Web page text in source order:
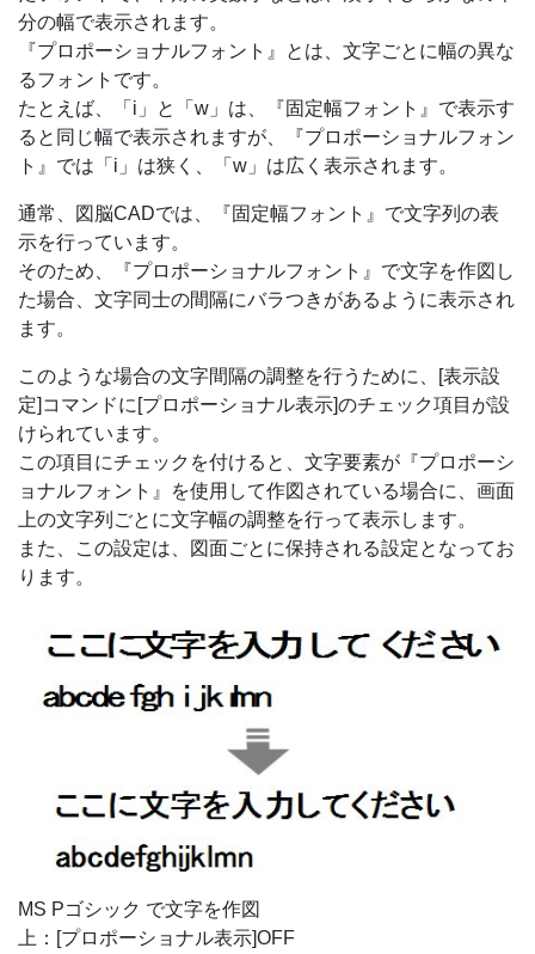
分の幅で表示されます。
『プロポーショナルフォント』とは、文字ごとに幅の異な
るフォントです。
たとえば、「i」と「w」は、『固定幅フォント』で表示す
ると同じ幅で表示されますが、『プロポーショナルフォン
ト』では「i」は狭く、「w」は広く表示されます。
通常、図脳CADでは、『固定幅フォント』で文字列の表
示を行っています。
そのため、『プロポーショナルフォント』で文字を作図し
た場合、文字同士の間隔にバラつきがあるように表示され
ます。
このような場合の文字間隔の調整を行うために、[表示設
定]コマンドに[プロポーショナル表示]のチェック項目が設
けられています。
この項目にチェックを付けると、文字要素が『プロポーシ
ョナルフォント』を使用して作図されている場合に、画面
上の文字列ごとに文字幅の調整を行って表示します。
また、この設定は、図面ごとに保持される設定となってお
ります。
MS Pゴシック で文字を作図
上：[プロポーショナル表示]OFF